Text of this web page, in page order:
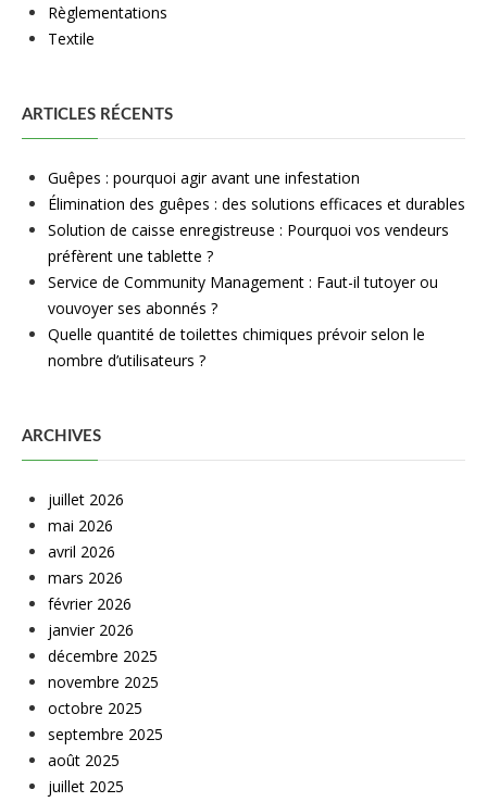
Règlementations
Textile
ARTICLES RÉCENTS
Guêpes : pourquoi agir avant une infestation
Élimination des guêpes : des solutions efficaces et durables
Solution de caisse enregistreuse : Pourquoi vos vendeurs
préfèrent une tablette ?
Service de Community Management : Faut-il tutoyer ou
vouvoyer ses abonnés ?
Quelle quantité de toilettes chimiques prévoir selon le
nombre d’utilisateurs ?
ARCHIVES
juillet 2026
mai 2026
avril 2026
mars 2026
février 2026
janvier 2026
décembre 2025
novembre 2025
octobre 2025
septembre 2025
août 2025
juillet 2025